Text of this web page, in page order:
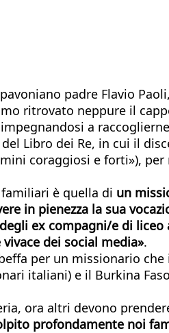
padre Flavio
ritrovato neppure il
a
Libro dei Re, in cui il
coraggiosi e forti»),
è quella di un
in pienezza la sua
ex compagni/e di
dei social media».
per un missionario
italiani) e il Burkina
ora altri devono
profondamente noi